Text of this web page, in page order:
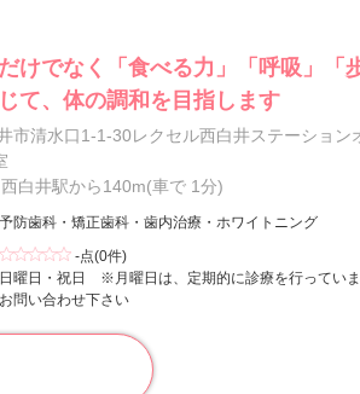
けでなく「食べる力」「呼吸」「
て、体の調和を目指します
市清水口1-1-30レクセル西白井ステーション
白井駅から140m(車で 1分)
防歯科・矯正歯科・歯内治療・ホワイトニング
-点(0件)
曜日・祝日 ※月曜日は、定期的に診療を行ってい
問い合わせ下さい